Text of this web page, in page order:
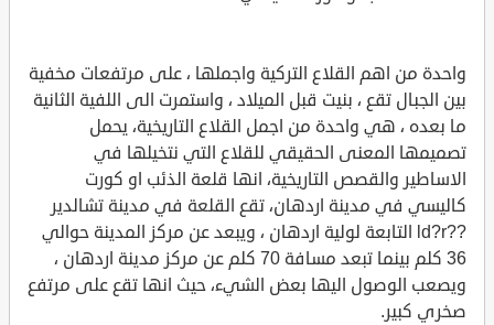
واحدة من اهم القلاع التركية واجملها ، على مرتفعات مخفية
بين الجبال تقع ، بنيت قبل الميلاد ، واستمرت الى اللفية الثانية
ما بعده ، هي واحدة من اجمل القلاع التاريخية، يحمل
تصميمها المعنى الحقيقي للقلاع التي نتخيلها في
الاساطير والقصص التاريخية، انها قلعة الذئب او كورت
كاليسي في مدينة اردهان، تقع القلعة في مدينة تشالدير
??ld?r التابعة لولية اردهان ، ويبعد عن مركز المدينة حوالي
36 كلم بينما تبعد مسافة 70 كلم عن مركز مدينة اردهان ،
ويصعب الوصول اليها بعض الشيء، حيث انها تقع على مرتفع
صخري كبير.